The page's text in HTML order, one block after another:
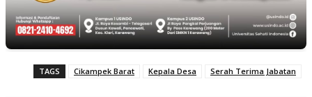
TAGS Cikampek Barat Kepala Desa Serah Terima Jabatan